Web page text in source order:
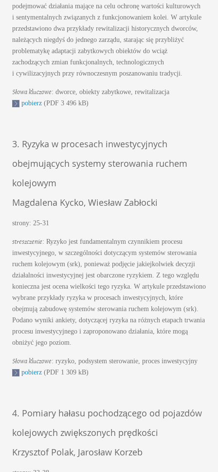
podejmować działania mające na celu ochronę wartości kulturowych
i sentymentalnych związanych z funkcjonowaniem kolei. W artykule
przedstawiono dwa przykłady rewitalizacji historycznych dworców,
należących niegdyś do jednego zarządu, starając się przybliżyć
problematykę adaptacji zabytkowych obiektów do wciąż
zachodzących zmian funkcjonalnych, technologicznych
i cywilizacyjnych przy równoczesnym poszanowaniu tradycji.
Słowa kluczowe: dworce, obiekty zabytkowe, rewitalizacja
pobierz (PDF 3 496 kB)
3. Ryzyka w procesach inwestycyjnych
obejmujących systemy sterowania ruchem
kolejowym
Magdalena Kycko, Wiesław Zabłocki
strony: 25-31
streszczenie: Ryzyko jest fundamentalnym czynnikiem procesu
inwestycyjnego, w szczególności dotyczącym systemów sterowania
ruchem kolejowym (srk), ponieważ podjęcie jakiejkolwiek decyzji
działalności inwestycyjnej jest obarczone ryzykiem. Z tego względu
konieczna jest ocena wielkości tego ryzyka. W artykule przedstawiono
wybrane przykłady ryzyka w procesach inwestycyjnych, które
obejmują zabudowę systemów sterowania ruchem kolejowym (srk).
Podano wyniki ankiety, dotyczącej ryzyka na różnych etapach trwania
procesu inwestycyjnego i zaproponowano działania, które mogą
obniżyć jego poziom.
Słowa kluczowe: ryzyko, podsystem sterowanie, proces inwestycyjny
pobierz (PDF 1 309 kB)
4. Pomiary hałasu pochodzącego od pojazdów
kolejowych zwiększonych prędkości
Krzysztof Polak, Jarosław Korzeb